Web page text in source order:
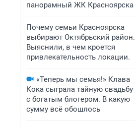
панорамный ЖК Красноярска
Почему семьи Красноярска
выбирают Октябрьский район.
Выяснили, в чем кроется
привлекательность локации.
«Теперь мы семья!» Клава
Кока сыграла тайную свадьбу
с богатым блогером. В какую
сумму всё обошлось